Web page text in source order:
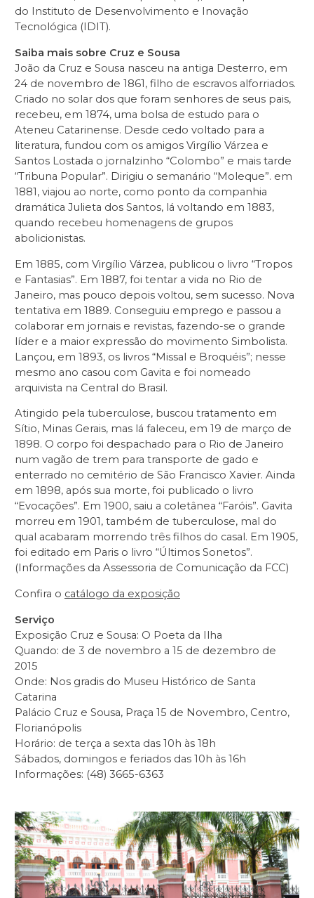
do Instituto de Desenvolvimento e Inovação
Tecnológica (IDIT).
Saiba mais sobre Cruz e Sousa
João da Cruz e Sousa nasceu na antiga Desterro, em
24 de novembro de 1861, filho de escravos alforriados.
Criado no solar dos que foram senhores de seus pais,
recebeu, em 1874, uma bolsa de estudo para o
Ateneu Catarinense. Desde cedo voltado para a
literatura, fundou com os amigos Virgílio Várzea e
Santos Lostada o jornalzinho “Colombo” e mais tarde
“Tribuna Popular”. Dirigiu o semanário “Moleque”. em
1881, viajou ao norte, como ponto da companhia
dramática Julieta dos Santos, lá voltando em 1883,
quando recebeu homenagens de grupos
abolicionistas.
Em 1885, com Virgílio Várzea, publicou o livro “Tropos
e Fantasias”. Em 1887, foi tentar a vida no Rio de
Janeiro, mas pouco depois voltou, sem sucesso. Nova
tentativa em 1889. Conseguiu emprego e passou a
colaborar em jornais e revistas, fazendo-se o grande
líder e a maior expressão do movimento Simbolista.
Lançou, em 1893, os livros “Missal e Broquéis”; nesse
mesmo ano casou com Gavita e foi nomeado
arquivista na Central do Brasil.
Atingido pela tuberculose, buscou tratamento em
Sítio, Minas Gerais, mas lá faleceu, em 19 de março de
1898. O corpo foi despachado para o Rio de Janeiro
num vagão de trem para transporte de gado e
enterrado no cemitério de São Francisco Xavier. Ainda
em 1898, após sua morte, foi publicado o livro
“Evocações”. Em 1900, saiu a coletânea “Faróis”. Gavita
morreu em 1901, também de tuberculose, mal do
qual acabaram morrendo três filhos do casal. Em 1905,
foi editado em Paris o livro “Últimos Sonetos”.
(Informações da Assessoria de Comunicação da FCC)
Confira o catálogo da exposição
Serviço
Exposição Cruz e Sousa: O Poeta da Ilha
Quando: de 3 de novembro a 15 de dezembro de
2015
Onde: Nos gradis do Museu Histórico de Santa
Catarina
Palácio Cruz e Sousa, Praça 15 de Novembro, Centro,
Florianópolis
Horário: de terça a sexta das 10h às 18h
Sábados, domingos e feriados das 10h às 16h
Informações: (48) 3665-6363